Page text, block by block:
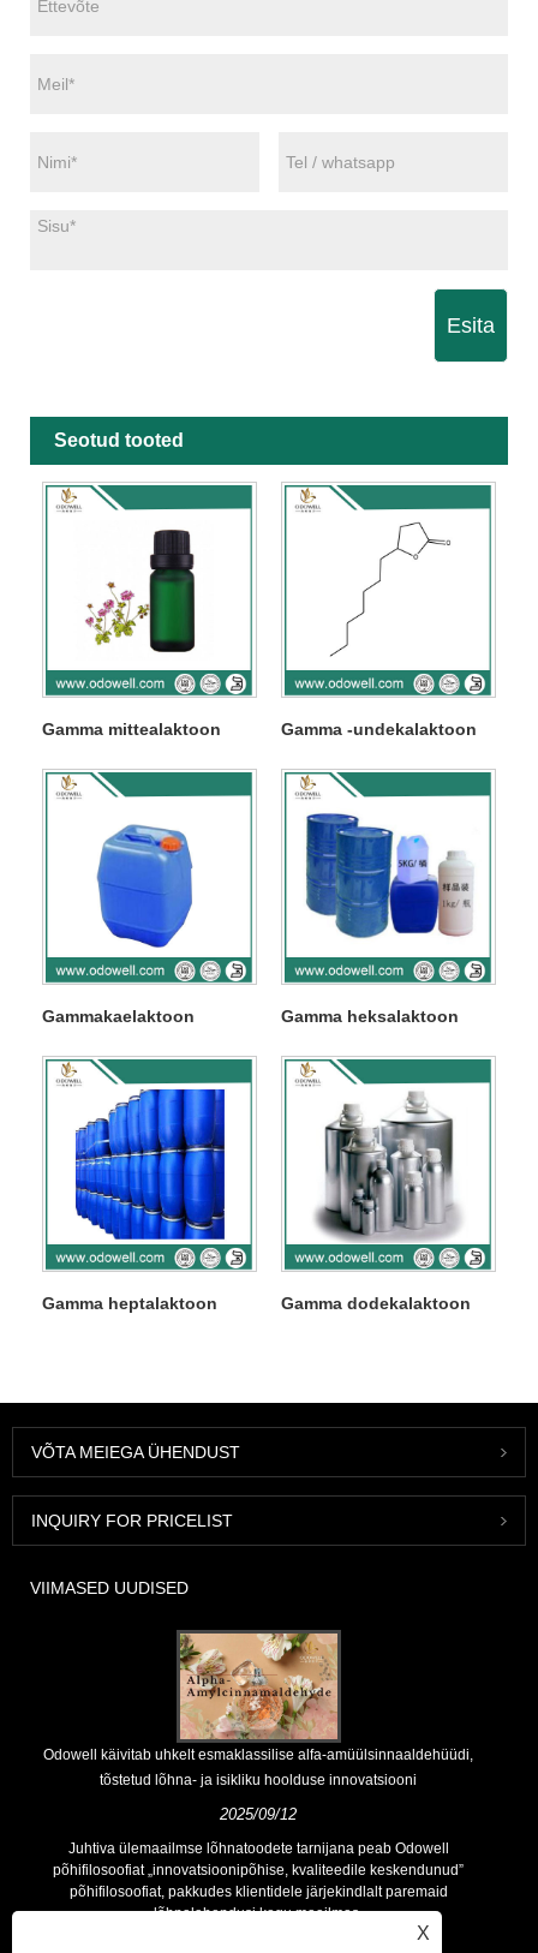
Esita
Seotud tooted
Gamma mittealaktoon Gamma -undekalaktoon
Gammakaelaktoon Gamma heksalaktoon
Gamma heptalaktoon Gamma dodekalaktoon
VÕTA MEIEGA ÜHENDUST
INQUIRY FOR PRICELIST
VIIMASED UUDISED
Odowell käivitab uhkelt esmaklassilise alfa-amüülsinnaaldehüüdi,
tõstetud lõhna- ja isikliku hoolduse innovatsiooni
2025/09/12
Juhtiva ülemaailmse lõhnatoodete tarnijana peab Odowell
põhifilosoofiat „innovatsioonipõhise, kvaliteedile keskendunud”
põhifilosoofiat, pakkudes klientidele järjekindlalt paremaid
lõhnalahendusi kogu maailmas.
X